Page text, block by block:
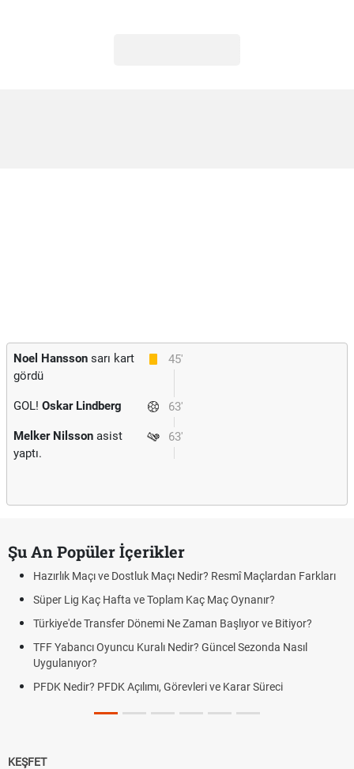
45'
Noel Hansson sarı kart
gördü
63'
GOL! Oskar Lindberg
63'
Melker Nilsson asist
yaptı.
Şu An Popüler İçerikler
Hazırlık Maçı ve Dostluk Maçı Nedir? Resmî Maçlardan Farkları
Süper Lig Kaç Hafta ve Toplam Kaç Maç Oynanır?
Türkiye'de Transfer Dönemi Ne Zaman Başlıyor ve Bitiyor?
TFF Yabancı Oyuncu Kuralı Nedir? Güncel Sezonda Nasıl
Uygulanıyor?
PFDK Nedir? PFDK Açılımı, Görevleri ve Karar Süreci
KEŞFET